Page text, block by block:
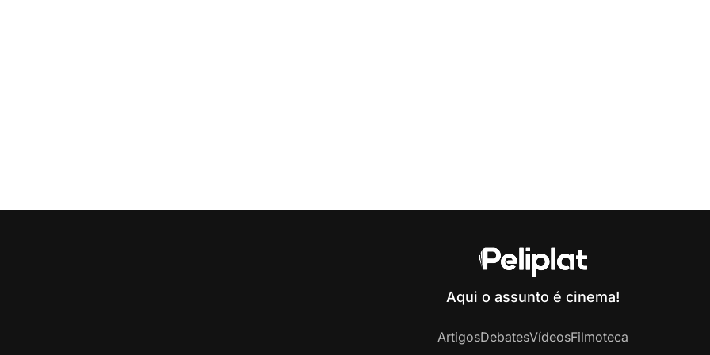
Aqui o assunto é cinema!
ArtigosDebatesVídeosFilmoteca